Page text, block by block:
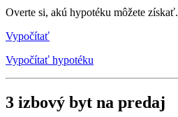
Overte si, akú hypotéku môžete získať.
Vypočítať
Vypočítať hypotéku
3 izbový byt na predaj